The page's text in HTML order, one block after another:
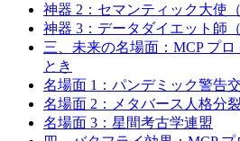
神器 2：セマンティック大使（
神器 3：データダイエット師（
三、未来の名場面：MCP プ
とき
名場面 1：パンデミック警告
名場面 2：メタバース人格分
名場面 3：星間考古学連盟